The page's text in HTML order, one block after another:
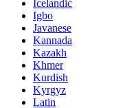
Icelandic
Igbo
Javanese
Kannada
Kazakh
Khmer
Kurdish
Kyrgyz
Latin